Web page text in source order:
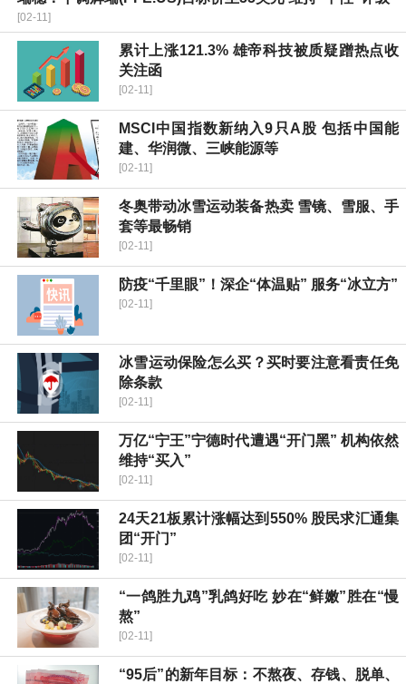
[02-11]
累计上涨121.3% 雄帝科技被质疑蹭热点收
关注函
[02-11]
MSCI中国指数新纳入9只A股 包括中国能
建、华润微、三峡能源等
[02-11]
冬奥带动冰雪运动装备热卖 雪镜、雪服、手
套等最畅销
[02-11]
防疫“千里眼”！深企“体温贴” 服务“冰立方”
[02-11]
冰雪运动保险怎么买？买时要注意看责任免
除条款
[02-11]
万亿“宁王”宁德时代遭遇“开门黑” 机构依然
维持“买入”
[02-11]
24天21板累计涨幅达到550% 股民求汇通集
团“开门”
[02-11]
“一鸽胜九鸡”乳鸽好吃 妙在“鲜嫩”胜在“慢
熬”
[02-11]
“95后”的新年目标：不熬夜、存钱、脱单、